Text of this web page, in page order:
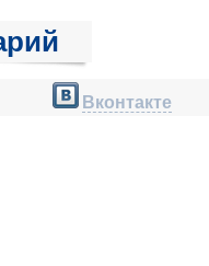
Вконтакте